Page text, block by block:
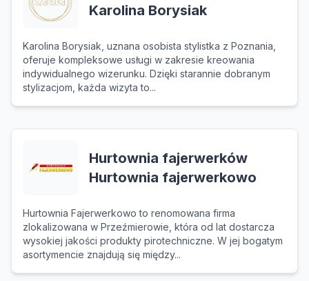
Karolina Borysiak
Karolina Borysiak, uznana osobista stylistka z Poznania,
oferuje kompleksowe usługi w zakresie kreowania
indywidualnego wizerunku. Dzięki starannie dobranym
stylizacjom, każda wizyta to...
Hurtownia fajerwerków
Hurtownia fajerwerkowo
Hurtownia Fajerwerkowo to renomowana firma
zlokalizowana w Przeźmierowie, która od lat dostarcza
wysokiej jakości produkty pirotechniczne. W jej bogatym
asortymencie znajdują się między...